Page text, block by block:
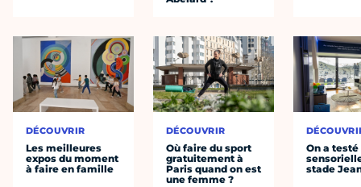
DÉCOUVRIR
Les meilleures
expos du moment
à faire en famille
DÉCOUVRIR
Où faire du sport
gratuitement à
Paris quand on est
une femme ?
On a
stade